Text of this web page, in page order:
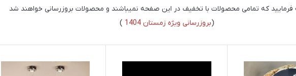
فرمایید که تمامی محصولات با تخفیف در این صفحه نمیباشند و محصولات بروزرسانی خواهند شد
(بروزرسانی ویژه زمستان 1404 )